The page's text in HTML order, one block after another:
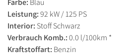
Leistung:92 kW / 125 PS
Interior: Stoff Schwarz
Verbrauch Komb.:0.0 l/100km *
Kraftstoffart: Benzin